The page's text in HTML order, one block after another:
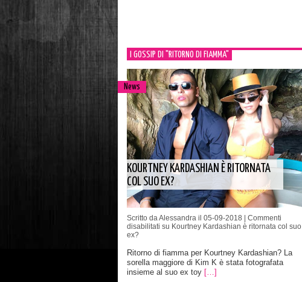
I GOSSIP DI "RITORNO DI FIAMMA"
News
KOURTNEY KARDASHIAN È RITORNATA
COL SUO EX?
Scritto da Alessandra il 05-09-2018 | Commenti
disabilitati su Kourtney Kardashian è ritornata col suo
ex?
Ritorno di fiamma per Kourtney Kardashian? La
sorella maggiore di Kim K è stata fotografata
insieme al suo ex toy […]